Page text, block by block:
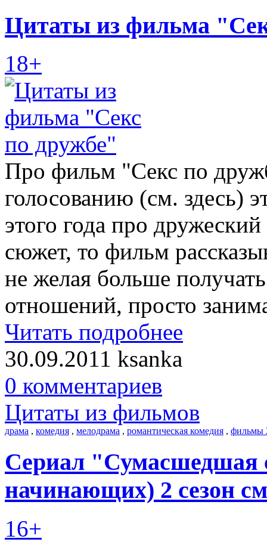
Цитаты из фильма
18+
Про фильм "Секс по
голосованию (см. здесь)
этого года про
сюжет, то фильм
не желая больше
отношений, просто
Читать подробнее
30.09.2011 ksanka
0 комментариев
Цитаты из фильмов
драма , комедия , мелодрама , романтическая комедия , фильмы
Сериал "Сумасшедшая
начинающих) 2 сезон
16+